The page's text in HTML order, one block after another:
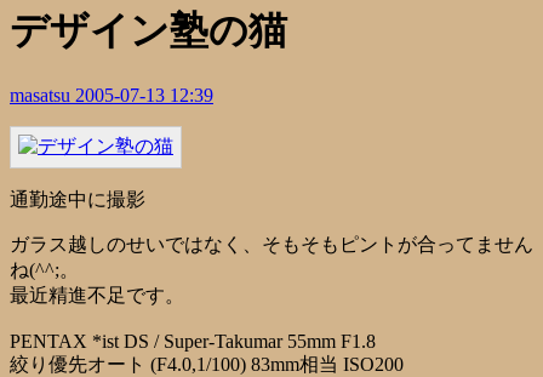
デザイン塾の猫
masatsu 2005-07-13 12:39
通勤途中に撮影
ガラス越しのせいではなく、そもそもピントが合ってません
ね(^^;。
最近精進不足です。
PENTAX *ist DS / Super-Takumar 55mm F1.8
絞り優先オート (F4.0,1/100) 83mm相当 ISO200